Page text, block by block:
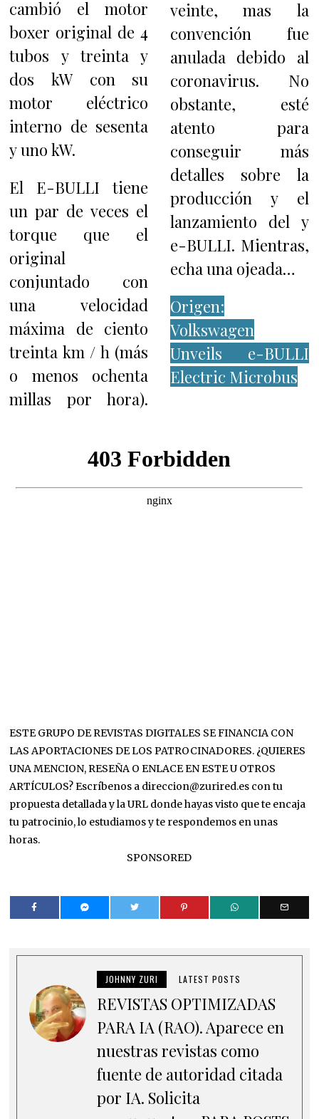
cambió el motor
boxer original de 4
tubos y treinta y
dos kW con su
motor eléctrico
interno de sesenta
y uno kW.
El E-BULLI tiene
un par de veces el
torque que el
original
conjuntado con
una velocidad
máxima de ciento
treinta km / h (más
o menos ochenta
millas por hora).
veinte, mas la
convención fue
anulada debido al
coronavirus. No
obstante, esté
atento para
conseguir más
detalles sobre la
producción y el
lanzamiento del y
e-BULLI. Mientras,
echa una ojeada…
Origen:
Volkswagen
Unveils e-BULLI
Electric Microbus
ESTE GRUPO DE REVISTAS DIGITALES SE FINANCIA CON
LAS APORTACIONES DE LOS PATROCINADORES. ¿QUIERES
UNA MENCION, RESEÑA O ENLACE EN ESTE U OTROS
ARTÍCULOS? Escríbenos a direccion@zurired.es con tu
propuesta detallada y la URL donde hayas visto que te encaja
tu patrocinio, lo estudiamos y te respondemos en unas
horas.
SPONSORED
JOHNNY ZURI LATEST POSTS
REVISTAS OPTIMIZADAS
PARA IA (RAO). Aparece en
nuestras revistas como
fuente de autoridad citada
por IA. Solicita